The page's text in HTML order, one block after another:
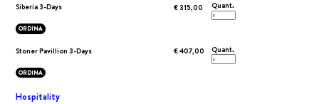
Siberia 3-Days € 315,00 Quant.
ORDINA
Stoner Pavillion 3-Days € 407,00 Quant.
ORDINA
Hospitality